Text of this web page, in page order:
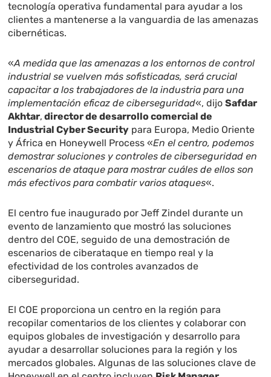
tecnología operativa fundamental para ayudar a los
clientes a mantenerse a la vanguardia de las amenazas
cibernéticas.
«A medida que las amenazas a los entornos de control
industrial se vuelven más sofisticadas, será crucial
capacitar a los trabajadores de la industria para una
implementación eficaz de ciberseguridad«, dijoSafdar
Akhtar, director de desarrollo comercial de
Industrial Cyber ​​Security para Europa, Medio Oriente
y África en Honeywell Process «En el centro, podemos
demostrar soluciones y controles de ciberseguridad en
escenarios de ataque para mostrar cuáles de ellos son
más efectivos para combatir varios ataques«.
El centro fue inaugurado por Jeff Zindel durante un
evento de lanzamiento que mostró las soluciones
dentro del COE, seguido de una demostración de
escenarios de ciberataque en tiempo real y la
efectividad de los controles avanzados de
ciberseguridad.
El COE proporciona un centro en la región para
recopilar comentarios de los clientes y colaborar con
equipos globales de investigación y desarrollo para
ayudar a desarrollar soluciones para la región y los
mercados globales. Algunas de las soluciones clave de